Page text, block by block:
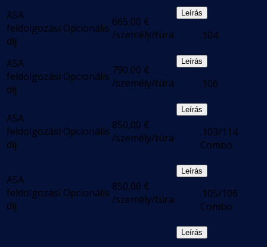
ASA
feldolgozási
díj
Opcionális 665,00 €
/személy/túra
Leírás
.104
ASA
feldolgozási
díj
Opcionális 790,00 €
/személy/túra
Leírás
.106
ASA
feldolgozási
díj
Opcionális 850,00 €
/személy/túra
Leírás
.103/114
Combo
ASA
feldolgozási
díj
Opcionális 850,00 €
/személy/túra
Leírás
.105/106
Combo
Leírás